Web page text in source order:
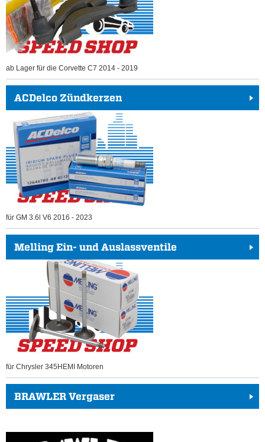
ab Lager für die Corvette C7 2014 - 2019
ACDelco Zündkerzen
für GM 3.6l V6 2016 - 2023
Melling Ein- und Auslassventile
für Chrysler 345HEMI Motoren
BRAWLER Vergaser